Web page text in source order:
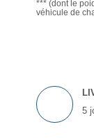
*** (dont le
véhicule de
5